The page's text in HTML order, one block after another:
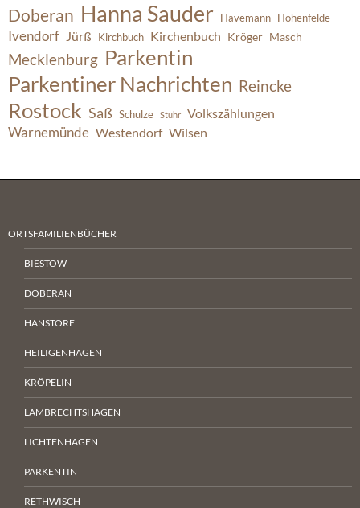
Doberan Hanna Sauder Havemann Hohenfelde
Ivendorf Jürß Kirchbuch Kirchenbuch Kröger Masch
Mecklenburg Parkentin
Parkentiner Nachrichten Reincke
Rostock Saß Schulze Stuhr Volkszählungen
Warnemünde Westendorf Wilsen
ORTSFAMILIENBÜCHER
BIESTOW
DOBERAN
HANSTORF
HEILIGENHAGEN
KRÖPELIN
LAMBRECHTSHAGEN
LICHTENHAGEN
PARKENTIN
RETHWISCH